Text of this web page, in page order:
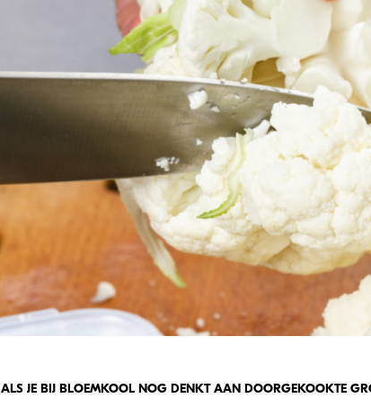
ALS JE BIJ BLOEMKOOL NOG DENKT AAN DOORGEKOOKTE